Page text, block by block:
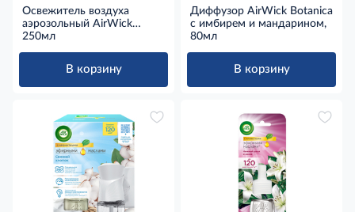
Освежитель воздуха
аэрозольный AirWick
Freshmatic Нежные цветы
250мл
В корзину
Диффузор AirWick Botanica
с имбирем и мандарином,
80мл
В корзину